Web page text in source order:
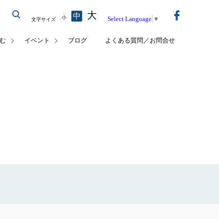
イベント ブログ よくある質問／お問合せ
文字サイズ 小 中 大 Select Language ▼